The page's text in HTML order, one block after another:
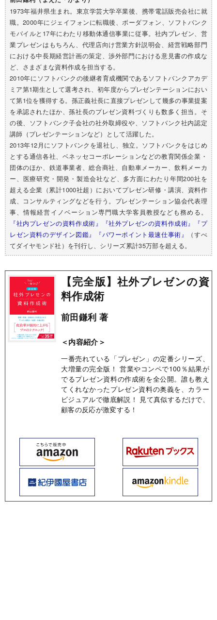
1973年福井県生まれ。東京学芸大学卒業後、携帯電話販売会社に就
職。2000年にジェイフォンに転職後、ボーダフォン、ソフトバンク
モバイルと17年にわたり移動体通信事業に従事。社内プレゼン、営
業プレゼンはもちろん、代理店向け営業方針説明会、経営戦略部門
における中長期経営計画の策定、渉外部門における意見書の作成な
ど、さまざまな資料作成を担当する。
2010年にソフトバンクの後継者育成機関であるソフトバンクアカデ
ミア第1期生として選考され、初年度からプレゼンテーションにおい
て第1位を獲得する。孫正義社長に直接プレゼンして幾多の事業提案
を承認されたほか、孫社長のプレゼン資料づくりも数多く担当。そ
の後、ソフトバンク子会社の社外取締役や、ソフトバンク社内認定
講師（プレゼンテーションなど）として活躍した。
2013年12月にソフトバンクを退社し、独立。ソフトバンクをはじめ
とする通信各社、ベネッセコーポレーションなどの教育関係企業・
団体のほか、鉄道事業者、総合商社、自動車メーカー、飲料メーカ
ー、医療研究・開発・製造会社など、多方面にわたり年間200社を
超える企業（累計1000社超）においてプレゼン研修・講演、資料作
成、コンサルティングなどを行う。プレゼンテーション協会代表理
事、情報経営イノベーション専門職大学客員教授なども務める。
『社内プレゼンの資料作成術』
『社外プレゼンの資料作成術』
『プ
レゼン資料のデザイン図鑑』
『パワーポイント最速仕事術』
（すべ
てダイヤモンド社）を刊行し、シリーズ累計35万部を超える。
【完全版】社外プレゼンの資
料作成術
前田鎌利 著
＜内容紹介＞
一番売れている「プレゼン」の定番シリーズ、
大増量の完全版！ 営業やコンペで100％結果が
でるプレゼン資料の作成術を全公開。誰も教え
てくれなかったプレゼン資料の奥義を、カラー
ビジュアルで徹底解説！ 見て真似するだけで、
顧客の反応が激変する！